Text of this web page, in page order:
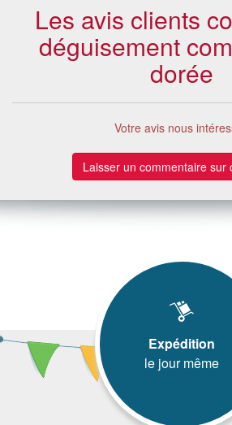
Les avis clients
déguisement
dorée
Votre avis nous
Laisser un commentaire sur
Expédition
le jour même